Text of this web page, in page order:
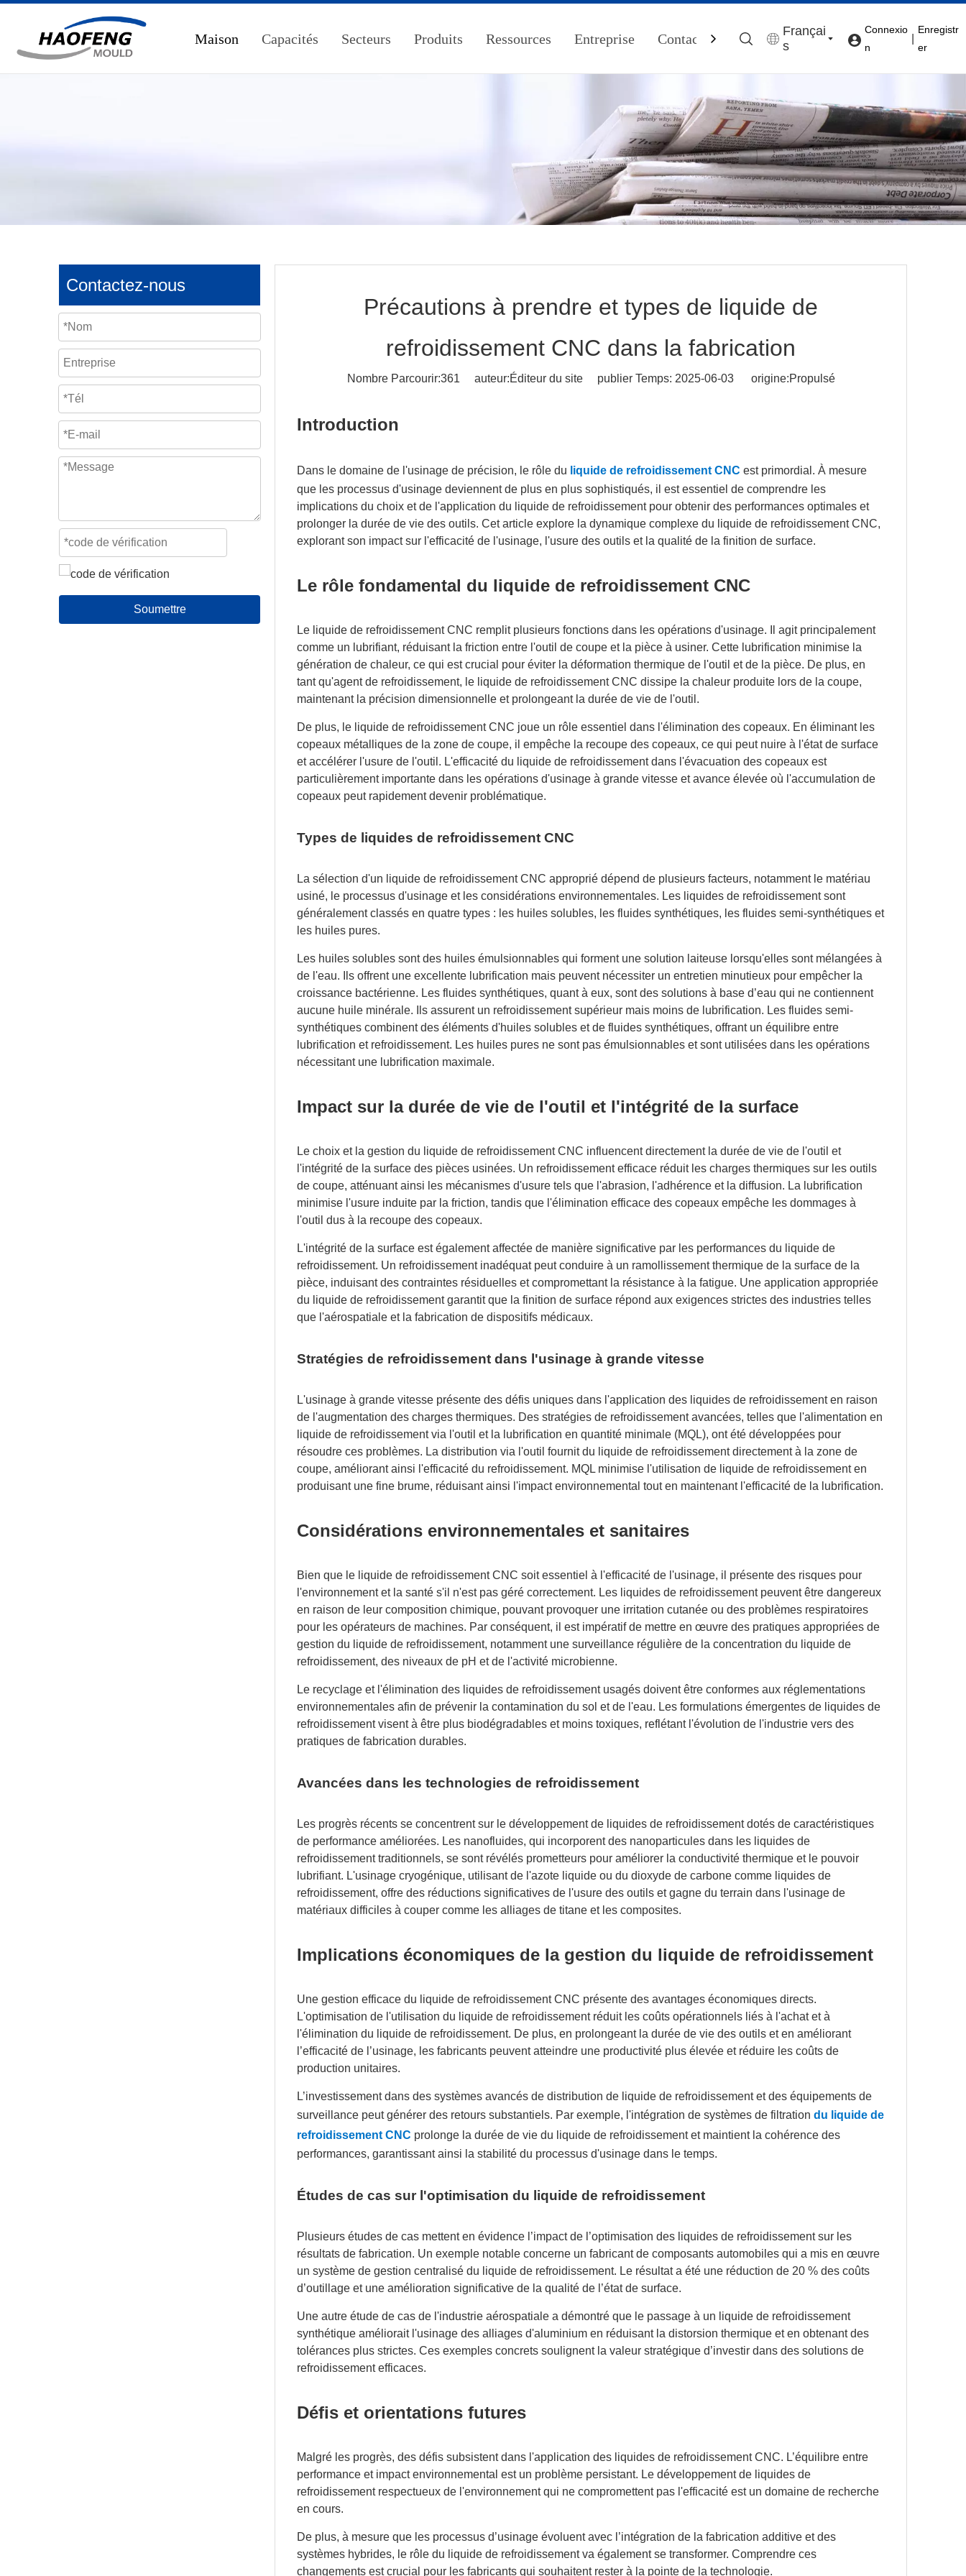
Maison Capacités Secteurs Produits Ressources Entreprise Contactez-Nous
Françai
s
Connexio
n
Enregistr
er
Contactez-nous
Soumettre
Précautions à prendre et types de liquide de
refroidissement CNC dans la fabrication
Nombre Parcourir:361 auteur:Éditeur du site publier Temps: 2025-06-03 origine:Propulsé
Introduction
Dans le domaine de l'usinage de précision, le rôle du liquide de refroidissement CNC est primordial. À mesure
que les processus d'usinage deviennent de plus en plus sophistiqués, il est essentiel de comprendre les
implications du choix et de l'application du liquide de refroidissement pour obtenir des performances optimales et
prolonger la durée de vie des outils. Cet article explore la dynamique complexe du liquide de refroidissement CNC,
explorant son impact sur l'efficacité de l'usinage, l'usure des outils et la qualité de la finition de surface.
Le rôle fondamental du liquide de refroidissement CNC
Le liquide de refroidissement CNC remplit plusieurs fonctions dans les opérations d'usinage. Il agit principalement
comme un lubrifiant, réduisant la friction entre l'outil de coupe et la pièce à usiner. Cette lubrification minimise la
génération de chaleur, ce qui est crucial pour éviter la déformation thermique de l'outil et de la pièce. De plus, en
tant qu'agent de refroidissement, le liquide de refroidissement CNC dissipe la chaleur produite lors de la coupe,
maintenant la précision dimensionnelle et prolongeant la durée de vie de l'outil.
De plus, le liquide de refroidissement CNC joue un rôle essentiel dans l'élimination des copeaux. En éliminant les
copeaux métalliques de la zone de coupe, il empêche la recoupe des copeaux, ce qui peut nuire à l'état de surface
et accélérer l'usure de l'outil. L'efficacité du liquide de refroidissement dans l'évacuation des copeaux est
particulièrement importante dans les opérations d'usinage à grande vitesse et avance élevée où l'accumulation de
copeaux peut rapidement devenir problématique.
Types de liquides de refroidissement CNC
La sélection d'un liquide de refroidissement CNC approprié dépend de plusieurs facteurs, notamment le matériau
usiné, le processus d'usinage et les considérations environnementales. Les liquides de refroidissement sont
généralement classés en quatre types : les huiles solubles, les fluides synthétiques, les fluides semi-synthétiques et
les huiles pures.
Les huiles solubles sont des huiles émulsionnables qui forment une solution laiteuse lorsqu'elles sont mélangées à
de l'eau. Ils offrent une excellente lubrification mais peuvent nécessiter un entretien minutieux pour empêcher la
croissance bactérienne. Les fluides synthétiques, quant à eux, sont des solutions à base d’eau qui ne contiennent
aucune huile minérale. Ils assurent un refroidissement supérieur mais moins de lubrification. Les fluides semi-
synthétiques combinent des éléments d'huiles solubles et de fluides synthétiques, offrant un équilibre entre
lubrification et refroidissement. Les huiles pures ne sont pas émulsionnables et sont utilisées dans les opérations
nécessitant une lubrification maximale.
Impact sur la durée de vie de l'outil et l'intégrité de la surface
Le choix et la gestion du liquide de refroidissement CNC influencent directement la durée de vie de l'outil et
l'intégrité de la surface des pièces usinées. Un refroidissement efficace réduit les charges thermiques sur les outils
de coupe, atténuant ainsi les mécanismes d'usure tels que l'abrasion, l'adhérence et la diffusion. La lubrification
minimise l'usure induite par la friction, tandis que l'élimination efficace des copeaux empêche les dommages à
l'outil dus à la recoupe des copeaux.
L'intégrité de la surface est également affectée de manière significative par les performances du liquide de
refroidissement. Un refroidissement inadéquat peut conduire à un ramollissement thermique de la surface de la
pièce, induisant des contraintes résiduelles et compromettant la résistance à la fatigue. Une application appropriée
du liquide de refroidissement garantit que la finition de surface répond aux exigences strictes des industries telles
que l'aérospatiale et la fabrication de dispositifs médicaux.
Stratégies de refroidissement dans l'usinage à grande vitesse
L'usinage à grande vitesse présente des défis uniques dans l'application des liquides de refroidissement en raison
de l'augmentation des charges thermiques. Des stratégies de refroidissement avancées, telles que l'alimentation en
liquide de refroidissement via l'outil et la lubrification en quantité minimale (MQL), ont été développées pour
résoudre ces problèmes. La distribution via l'outil fournit du liquide de refroidissement directement à la zone de
coupe, améliorant ainsi l'efficacité du refroidissement. MQL minimise l'utilisation de liquide de refroidissement en
produisant une fine brume, réduisant ainsi l'impact environnemental tout en maintenant l'efficacité de la lubrification.
Considérations environnementales et sanitaires
Bien que le liquide de refroidissement CNC soit essentiel à l'efficacité de l'usinage, il présente des risques pour
l'environnement et la santé s'il n'est pas géré correctement. Les liquides de refroidissement peuvent être dangereux
en raison de leur composition chimique, pouvant provoquer une irritation cutanée ou des problèmes respiratoires
pour les opérateurs de machines. Par conséquent, il est impératif de mettre en œuvre des pratiques appropriées de
gestion du liquide de refroidissement, notamment une surveillance régulière de la concentration du liquide de
refroidissement, des niveaux de pH et de l'activité microbienne.
Le recyclage et l'élimination des liquides de refroidissement usagés doivent être conformes aux réglementations
environnementales afin de prévenir la contamination du sol et de l'eau. Les formulations émergentes de liquides de
refroidissement visent à être plus biodégradables et moins toxiques, reflétant l'évolution de l'industrie vers des
pratiques de fabrication durables.
Avancées dans les technologies de refroidissement
Les progrès récents se concentrent sur le développement de liquides de refroidissement dotés de caractéristiques
de performance améliorées. Les nanofluides, qui incorporent des nanoparticules dans les liquides de
refroidissement traditionnels, se sont révélés prometteurs pour améliorer la conductivité thermique et le pouvoir
lubrifiant. L'usinage cryogénique, utilisant de l'azote liquide ou du dioxyde de carbone comme liquides de
refroidissement, offre des réductions significatives de l'usure des outils et gagne du terrain dans l'usinage de
matériaux difficiles à couper comme les alliages de titane et les composites.
Implications économiques de la gestion du liquide de refroidissement
Une gestion efficace du liquide de refroidissement CNC présente des avantages économiques directs.
L'optimisation de l'utilisation du liquide de refroidissement réduit les coûts opérationnels liés à l'achat et à
l'élimination du liquide de refroidissement. De plus, en prolongeant la durée de vie des outils et en améliorant
l’efficacité de l’usinage, les fabricants peuvent atteindre une productivité plus élevée et réduire les coûts de
production unitaires.
L’investissement dans des systèmes avancés de distribution de liquide de refroidissement et des équipements de
surveillance peut générer des retours substantiels. Par exemple, l'intégration de systèmes de filtration du liquide de
refroidissement CNC prolonge la durée de vie du liquide de refroidissement et maintient la cohérence des
performances, garantissant ainsi la stabilité du processus d'usinage dans le temps.
Études de cas sur l'optimisation du liquide de refroidissement
Plusieurs études de cas mettent en évidence l’impact de l’optimisation des liquides de refroidissement sur les
résultats de fabrication. Un exemple notable concerne un fabricant de composants automobiles qui a mis en œuvre
un système de gestion centralisé du liquide de refroidissement. Le résultat a été une réduction de 20 % des coûts
d’outillage et une amélioration significative de la qualité de l’état de surface.
Une autre étude de cas de l'industrie aérospatiale a démontré que le passage à un liquide de refroidissement
synthétique améliorait l'usinage des alliages d'aluminium en réduisant la distorsion thermique et en obtenant des
tolérances plus strictes. Ces exemples concrets soulignent la valeur stratégique d’investir dans des solutions de
refroidissement efficaces.
Défis et orientations futures
Malgré les progrès, des défis subsistent dans l'application des liquides de refroidissement CNC. L’équilibre entre
performance et impact environnemental est un problème persistant. Le développement de liquides de
refroidissement respectueux de l'environnement qui ne compromettent pas l'efficacité est un domaine de recherche
en cours.
De plus, à mesure que les processus d’usinage évoluent avec l’intégration de la fabrication additive et des
systèmes hybrides, le rôle du liquide de refroidissement va également se transformer. Comprendre ces
changements est crucial pour les fabricants qui souhaitent rester à la pointe de la technologie.